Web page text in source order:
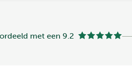
met een 9.2